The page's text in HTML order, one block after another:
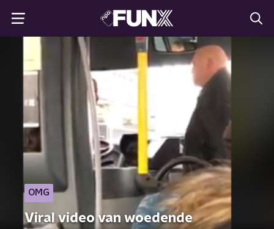
OMG
Viral video van woedende